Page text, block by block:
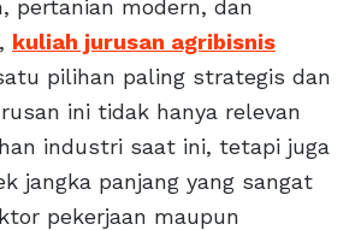
pertanian modern, dan
kuliah jurusan agribisnis
pilihan paling strategis dan
ini tidak hanya relevan
industri saat ini, tetapi juga
jangka panjang yang sangat
pekerjaan maupun